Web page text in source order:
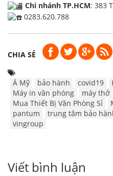
Chi nhánh TP.HCM: 383
0283.620.788
CHIA SẺ
Á Mỹ bảo hành covid19
Máy in văn phòng
máy thở
Mua Thiết Bị Văn Phòng Sỉ
pantum
trung tâm bảo
vingroup
Viết bình luận